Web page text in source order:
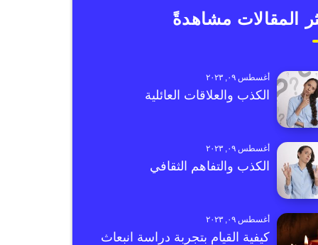
المقالات مشاهدةً
أغسطس ٠٩, ٢٠٢٣
الكذب والعلاقات العائلية
أغسطس ٠٩, ٢٠٢٣
الكذب والتفاهم الثقافي
أغسطس ٠٩, ٢٠٢٣
كيفية القيام بتجربة دراسة انبعاث